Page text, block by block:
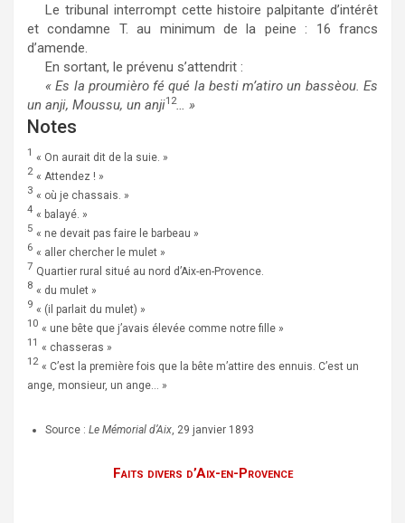
Le tribunal interrompt cette histoire palpitante d’intérêt
et condamne T. au minimum de la peine : 16 francs
d’amende.
En sortant, le prévenu s’attendrit :
« Es la proumièro fé qué la besti m’atiro un bassèou. Es
un anji, Moussu, un anji12… »
Notes
1 « On aurait dit de la suie. »
2 « Attendez ! »
3 « où je chassais. »
4 « balayé. »
5 « ne devait pas faire le barbeau »
6 « aller chercher le mulet »
7 Quartier rural situé au nord d’Aix-en-Provence.
8 « du mulet »
9 « (il parlait du mulet) »
10 « une bête que j’avais élevée comme notre fille »
11 « chasseras »
12 « C’est la première fois que la bête m’attire des ennuis. C’est un
ange, monsieur, un ange… »
Source : Le Mémorial d’Aix, 29 janvier 1893
Faits divers d’Aix-en-Provence